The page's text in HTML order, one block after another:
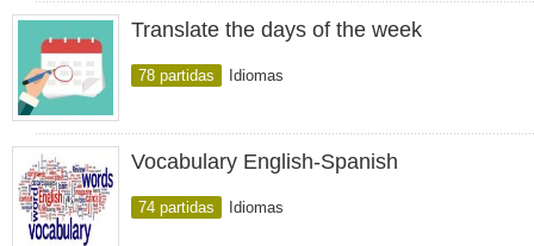
Translate the days of the week
78 partidas Idiomas
Vocabulary English-Spanish
74 partidas Idiomas